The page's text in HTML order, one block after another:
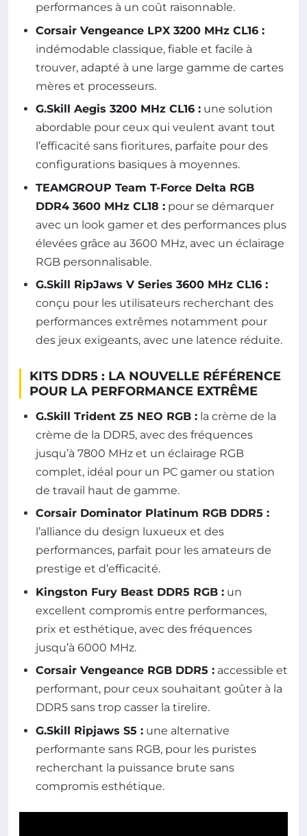
performances à un coût raisonnable.
Corsair Vengeance LPX 3200 MHz CL16 :
indémodable classique, fiable et facile à
trouver, adapté à une large gamme de cartes
mères et processeurs.
G.Skill Aegis 3200 MHz CL16 : une solution
abordable pour ceux qui veulent avant tout
l’efficacité sans fioritures, parfaite pour des
configurations basiques à moyennes.
TEAMGROUP Team T-Force Delta RGB
DDR4 3600 MHz CL18 : pour se démarquer
avec un look gamer et des performances plus
élevées grâce au 3600 MHz, avec un éclairage
RGB personnalisable.
G.Skill RipJaws V Series 3600 MHz CL16 :
conçu pour les utilisateurs recherchant des
performances extrêmes notamment pour
des jeux exigeants, avec une latence réduite.
KITS DDR5 : LA NOUVELLE RÉFÉRENCE
POUR LA PERFORMANCE EXTRÊME
G.Skill Trident Z5 NEO RGB : la crème de la
crème de la DDR5, avec des fréquences
jusqu’à 7800 MHz et un éclairage RGB
complet, idéal pour un PC gamer ou station
de travail haut de gamme.
Corsair Dominator Platinum RGB DDR5 :
l’alliance du design luxueux et des
performances, parfait pour les amateurs de
prestige et d’efficacité.
Kingston Fury Beast DDR5 RGB : un
excellent compromis entre performances,
prix et esthétique, avec des fréquences
jusqu’à 6000 MHz.
Corsair Vengeance RGB DDR5 : accessible et
performant, pour ceux souhaitant goûter à la
DDR5 sans trop casser la tirelire.
G.Skill Ripjaws S5 : une alternative
performante sans RGB, pour les puristes
recherchant la puissance brute sans
compromis esthétique.